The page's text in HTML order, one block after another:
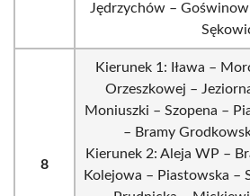
Jędrzychów –
8
Kierunek 1: Iława –
Orzeszkowej –
Moniuszki – Szopena –
– Bramy
Kierunek 2: Aleja WP –
Kolejowa – Piastowska –